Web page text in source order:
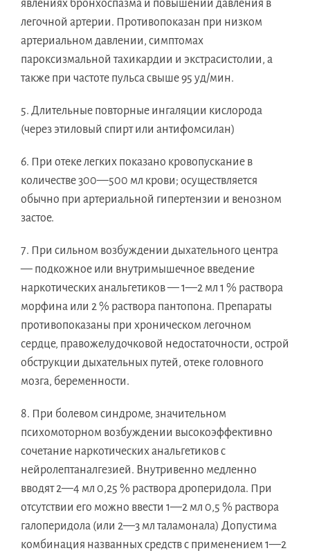
явлениях бронхоспазма и повышении давления в
легочной артерии. Противопоказан при низком
артериальном давлении, симптомах
пароксизмальной тахикардии и экстрасистолии, а
также при частоте пульса свыше 95 уд/мин.
5. Длительные повторные ингаляции кислорода
(через этиловый спирт или антифомсилан)
6. При отеке легких показано кровопускание в
количестве 300—500 мл крови; осуществляется
обычно при артериальной гипертензии и венозном
застое.
7. При сильном возбуждении дыхательного центра
— подкожное или внутримышечное введение
наркотических анальгетиков — 1—2 мл 1 % раствора
морфина или 2 % раствора пантопона. Препараты
противопоказаны при хроническом легочном
сердце, правожелудочковой недостаточности, острой
обструкции дыхательных путей, отеке головного
мозга, беременности.
8. При болевом синдроме, значительном
психомоторном возбуждении высокоэффективно
сочетание наркотических анальгетиков с
нейролептаналгезией. Внутривенно медленно
вводят 2—4 мл 0,25 % раствора дроперидола. При
отсутствии его можно ввести 1—2 мл 0,5 % раствора
галоперидола (или 2—3 мл таламонала) Допустима
комбинация названных средств с применением 1—2